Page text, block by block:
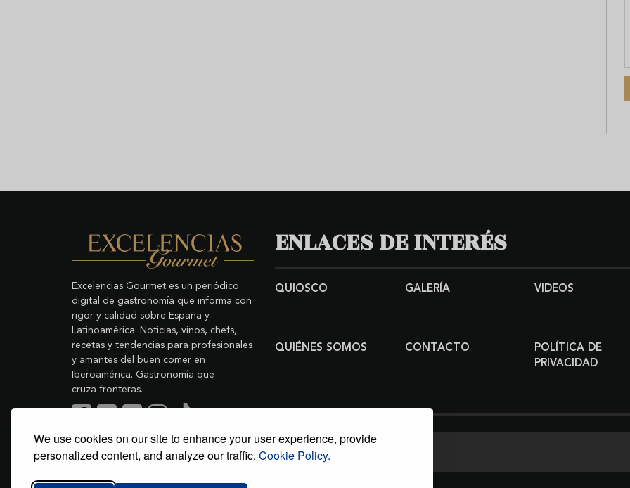
We use cookies on our site to enhance your user experience, provide
personalized content, and analyze our traffic. Cookie Policy.
Excelencias Gourmet es un periódico
digital de gastronomía que informa con
rigor y calidad sobre España y
Latinoamérica. Noticias, vinos, chefs,
recetas y tendencias para profesionales
y amantes del buen comer en
Iberoamérica. Gastronomía que
cruza fronteras.
Copyright © 2011-2026 Excelencias Gourmet.
Todos los derechos reservados.
Grupo Excelencias
ENLACES DE INTERÉS
QUIOSCO GALERÍA VIDEOS
QUIÉNES SOMOS CONTACTO
POLÍTICA DE
PRIVACIDAD
Buscar